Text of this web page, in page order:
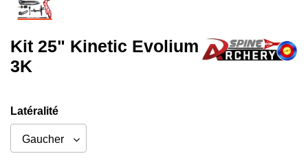
Kit 25" Kinetic Evolium
3K
Latéralité